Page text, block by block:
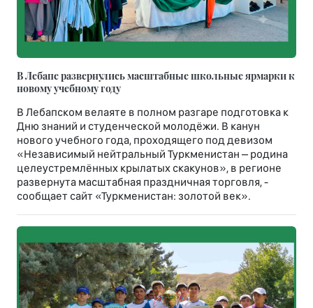
В Лебапе развернулись масштабные школьные ярмарки к
новому учебному году
В Лебапском велаяте в полном разгаре подготовка к
Дню знаний и студенческой молодёжи. В канун
нового учебного года, проходящего под девизом
«Независимый нейтральный Туркменистан – родина
целеустремлённых крылатых скакунов», в регионе
развернута масштабная праздничная торговля, -
сообщает сайт «Туркменистан: золотой век».